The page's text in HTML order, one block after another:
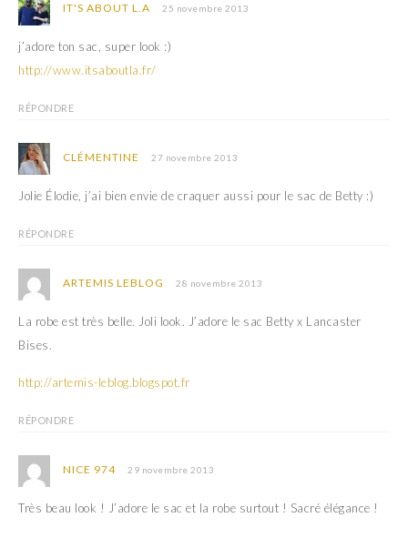
IT'S ABOUT L.A 25 novembre 2013
j’adore ton sac, super look :)
http://www.itsaboutla.fr/
RÉPONDRE
CLÉMENTINE 27 novembre 2013
Jolie Élodie, j’ai bien envie de craquer aussi pour le sac de Betty :)
RÉPONDRE
ARTEMIS LEBLOG 28 novembre 2013
La robe est très belle. Joli look. J’adore le sac Betty x Lancaster
Bises.
http://artemis-leblog.blogspot.fr
RÉPONDRE
NICE 974 29 novembre 2013
Très beau look ! J’adore le sac et la robe surtout ! Sacré élégance !